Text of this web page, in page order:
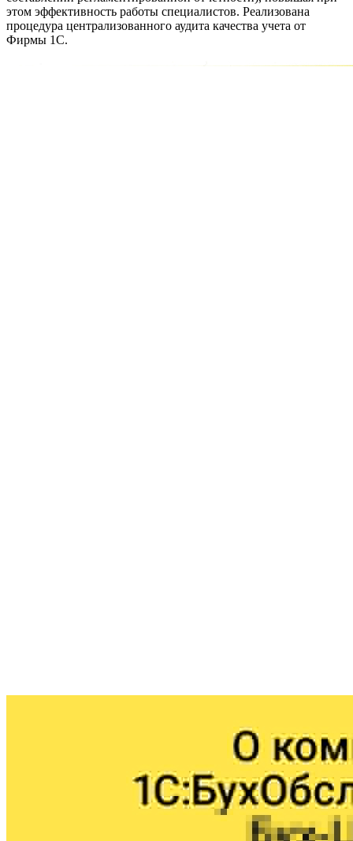
этом эффективность работы специалистов. Реализована
процедура централизованного аудита качества учета от
Фирмы 1С.